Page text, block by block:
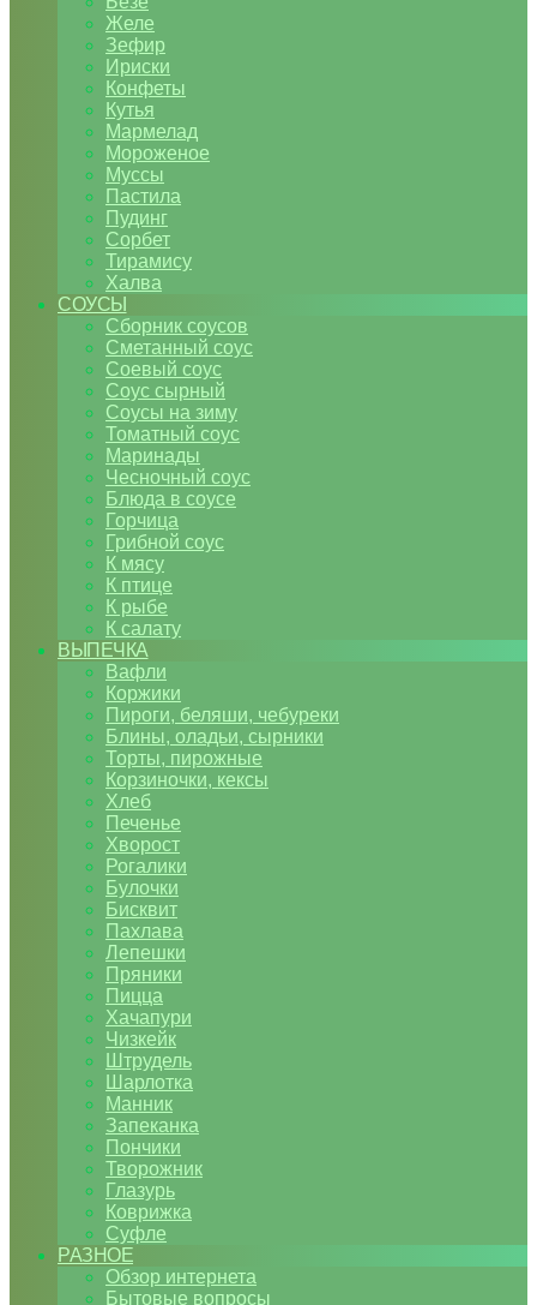
Желе
Зефир
Ириски
Конфеты
Кутья
Мармелад
Мороженое
Муссы
Пастила
Пудинг
Сорбет
Тирамису
Халва
СОУСЫ
Сборник соусов
Сметанный соус
Соевый соус
Соус сырный
Соусы на зиму
Томатный соус
Маринады
Чесночный соус
Блюда в соусе
Горчица
Грибной соус
К мясу
К птице
К рыбе
К салату
ВЫПЕЧКА
Вафли
Коржики
Пироги, беляши, чебуреки
Блины, оладьи, сырники
Торты, пирожные
Корзиночки, кексы
Хлеб
Печенье
Хворост
Рогалики
Булочки
Бисквит
Пахлава
Лепешки
Пряники
Пицца
Хачапури
Чизкейк
Штрудель
Шарлотка
Манник
Запеканка
Пончики
Творожник
Глазурь
Коврижка
Суфле
РАЗНОЕ
Обзор интернета
Бытовые вопросы